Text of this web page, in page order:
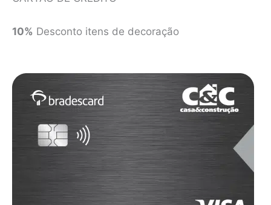
10% Desconto itens de decoração